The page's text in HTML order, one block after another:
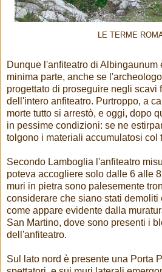
LE TERME
Dunque l'anfiteatro di Albingaunum
minima parte, anche se
progettato di proseguire negli scavi
dell'intero anfiteatro. Purtroppo, a
morte tutto si arrestò, e oggi, dopo
in pessime condizioni: se ne
tolgono i materiali accumulatosi col
Secondo Lamboglia l'anfiteatro
poteva accogliere solo dalle 6 alle
muri in pietra sono palesemente
considerare che siano stati
come appare evidente dalla
San Martino, dove sono presenti i
dell'anfiteatro.
Sul lato nord è presente una Porta